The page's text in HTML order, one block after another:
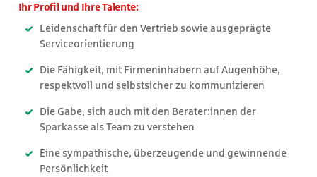
Ihr Profil und Ihre Talente:
Leidenschaft für den Vertrieb sowie ausgeprägte
Serviceorientierung
Die Fähigkeit, mit Firmeninhabern auf Augenhöhe,
respektvoll und selbstsicher zu kommunizieren
Die Gabe, sich auch mit den Berater:innen der
Sparkasse als Team zu verstehen
Eine sympathische, überzeugende und gewinnende
Persönlichkeit